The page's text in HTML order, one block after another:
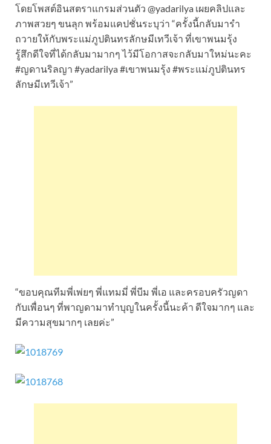
โดยโพสต์อินสตราแกรมส่วนตัว @yadarilya เผยคลิปและ
ภาพสวยๆ ขนลุก พร้อมแคปชั่นระบุว่า “ครั้งนี้กลับมารำ
ถวายให้กับพระแม่ภูปตินทรลักษมีเทวีเจ้า ที่เขาพนมรุ้ง
รู้สึกดีใจที่ได้กลับมามากๆ ไว้มีโอกาสจะกลับมาใหม่นะคะ
#ญดานริลญา #yadarilya #เขาพนมรุ้ง #พระแม่ภูปตินทร
ลักษมีเทวีเจ้า”
“ขอบคุณทีมพี่เพ่ยๆ พี่แทมมี่ พี่บีม พี่เอ และครอบครัวญดา
กับเพื่อนๆ ที่พาญดามาทำบุญในครั้งนี้นะค้า ดีใจมากๆ และ
มีความสุขมากๆ เลยค่ะ”